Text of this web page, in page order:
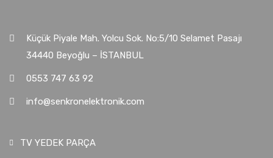
Küçük Piyale Mah. Yolcu Sok. No:5/10 Selamet Pasajı
34440 Beyoğlu – İSTANBUL
0553 747 63 92
info@senkronelektronik.com
TV YEDEK PARÇA